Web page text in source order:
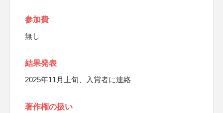
参加費
無し
結果発表
2025年11月上旬、入賞者に連絡
著作権の扱い